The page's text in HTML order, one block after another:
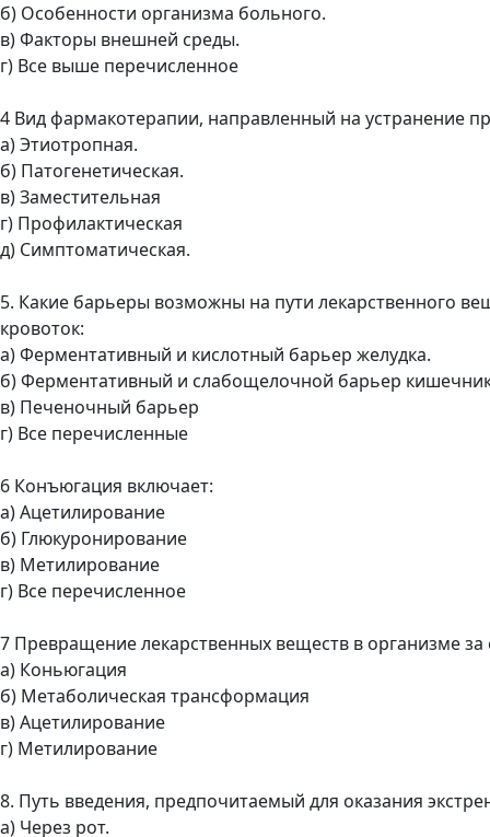
б) Особенности организма больного.
в) Факторы внешней среды.
г) Все выше перечисленное
4 Вид фармакотерапии, направленный на устранение
а) Этиотропная.
б) Патогенетическая.
в) Заместительная
г) Профилактическая
д) Симптоматическая.
5. Какие барьеры возможны на пути лекарственного
кровоток:
а) Ферментативный и кислотный барьер желудка.
б) Ферментативный и слабощелочной барьер
в) Печеночный барьер
г) Все перечисленные
6 Конъюгация включает:
а) Ацетилирование
б) Глюкуронирование
в) Метилирование
г) Все перечисленное
7 Превращение лекарственных веществ в организме за
а) Коньюгация
б) Метаболическая трансформация
в) Ацетилирование
г) Метилирование
8. Путь введения, предпочитаемый для оказания
а) Через рот.